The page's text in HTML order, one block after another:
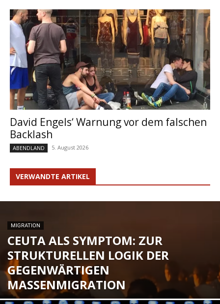
David Engels‘ Warnung vor dem falschen
Backlash
ABENDLAND 5. August 2026
VERWANDTE ARTIKEL
MIGRATION
CEUTA ALS SYMPTOM: ZUR
STRUKTURELLEN LOGIK DER
GEGENWÄRTIGEN
MASSENMIGRATION